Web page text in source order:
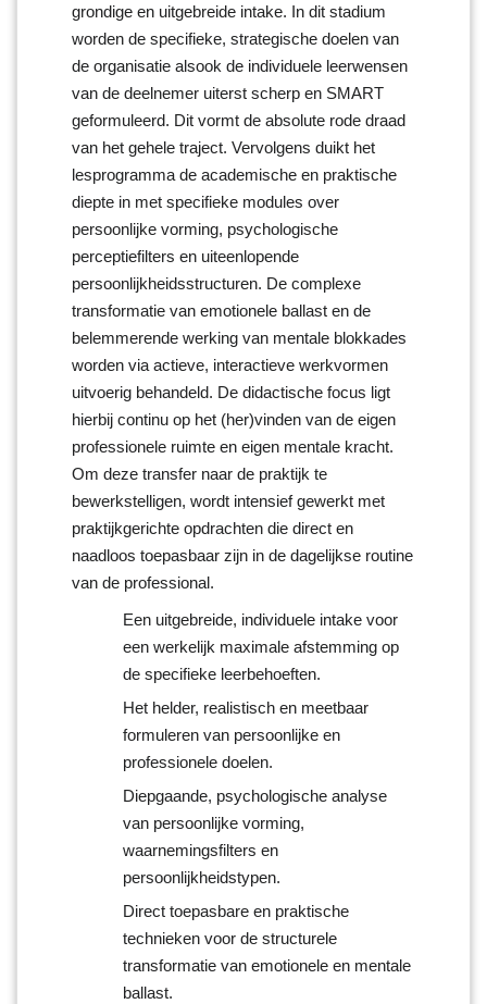
grondige en uitgebreide intake. In dit stadium
worden de specifieke, strategische doelen van
de organisatie alsook de individuele leerwensen
van de deelnemer uiterst scherp en SMART
geformuleerd. Dit vormt de absolute rode draad
van het gehele traject. Vervolgens duikt het
lesprogramma de academische en praktische
diepte in met specifieke modules over
persoonlijke vorming, psychologische
perceptiefilters en uiteenlopende
persoonlijkheidsstructuren. De complexe
transformatie van emotionele ballast en de
belemmerende werking van mentale blokkades
worden via actieve, interactieve werkvormen
uitvoerig behandeld. De didactische focus ligt
hierbij continu op het (her)vinden van de eigen
professionele ruimte en eigen mentale kracht.
Om deze transfer naar de praktijk te
bewerkstelligen, wordt intensief gewerkt met
praktijkgerichte opdrachten die direct en
naadloos toepasbaar zijn in de dagelijkse routine
van de professional.
Een uitgebreide, individuele intake voor
een werkelijk maximale afstemming op
de specifieke leerbehoeften.
Het helder, realistisch en meetbaar
formuleren van persoonlijke en
professionele doelen.
Diepgaande, psychologische analyse
van persoonlijke vorming,
waarnemingsfilters en
persoonlijkheidstypen.
Direct toepasbare en praktische
technieken voor de structurele
transformatie van emotionele en mentale
ballast.